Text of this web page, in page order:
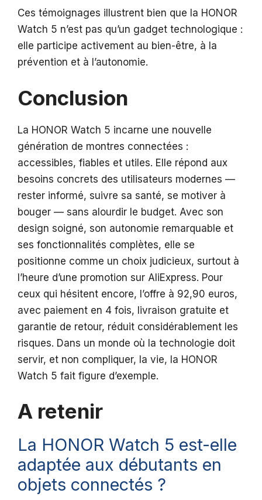
Ces témoignages illustrent bien que la HONOR
Watch 5 n’est pas qu’un gadget technologique :
elle participe activement au bien-être, à la
prévention et à l’autonomie.
Conclusion
La HONOR Watch 5 incarne une nouvelle
génération de montres connectées :
accessibles, fiables et utiles. Elle répond aux
besoins concrets des utilisateurs modernes —
rester informé, suivre sa santé, se motiver à
bouger — sans alourdir le budget. Avec son
design soigné, son autonomie remarquable et
ses fonctionnalités complètes, elle se
positionne comme un choix judicieux, surtout à
l’heure d’une promotion sur AliExpress. Pour
ceux qui hésitent encore, l’offre à 92,90 euros,
avec paiement en 4 fois, livraison gratuite et
garantie de retour, réduit considérablement les
risques. Dans un monde où la technologie doit
servir, et non compliquer, la vie, la HONOR
Watch 5 fait figure d’exemple.
A retenir
La HONOR Watch 5 est-elle
adaptée aux débutants en
objets connectés ?